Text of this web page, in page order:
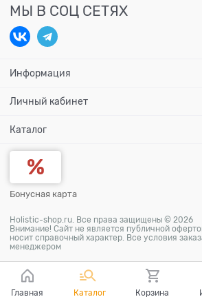
МЫ В СОЦ СЕТЯХ
Информация
Личный кабинет
Каталог
Бонусная карта
Holistic-shop.ru. Все права защищены © 2026
Внимание! Сайт не является публичной
носит справочный характер. Все условия
менеджером
Главная Каталог Корзина